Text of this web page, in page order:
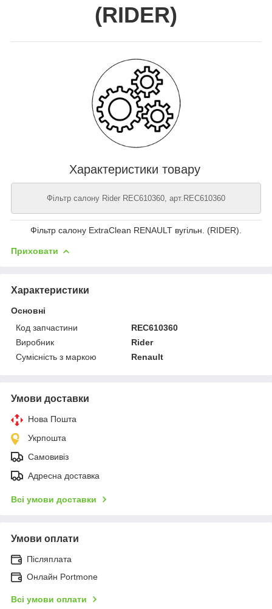
(RIDER)
Характеристики товару
Фільтр салону Rider REC610360, арт.REC610360
Фільтр салону ExtraClean RENAULT вугільн. (RIDER).
Приховати
Характеристики
Основні
Код запчастини
REC610360
Виробник
Rider
Сумісність з маркою
Renault
Умови доставки
Нова Пошта
Укрпошта
Самовивіз
Адресна доставка
Всі умови доставки
Умови оплати
Післяплата
Онлайн Portmone
Всі умови оплати